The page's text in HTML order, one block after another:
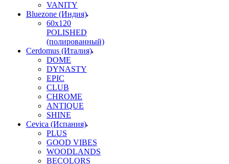
VANITY
Bluezone (Индия)
60х120
POLISHED
(полированный)
Cerdomus (Италия)
DOME
DYNASTY
EPIC
CLUB
CHROME
ANTIQUE
SHINE
Cevica (Испания)
PLUS
GOOD VIBES
WOODLANDS
BECOLORS